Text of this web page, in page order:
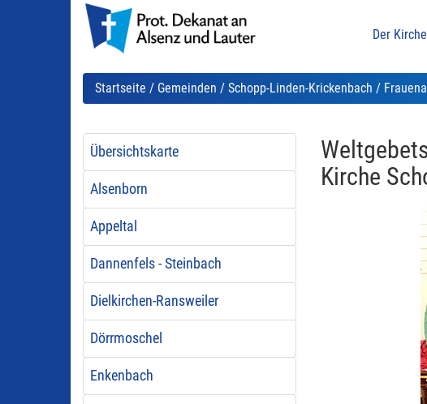
Der
Startseite / Gemeinden / Schopp-Linden-Krickenbach /
Übersichtskarte
Alsenborn
Appeltal
Dannenfels - Steinbach
Dielkirchen-Ransweiler
Dörrmoschel
Enkenbach
Kirche